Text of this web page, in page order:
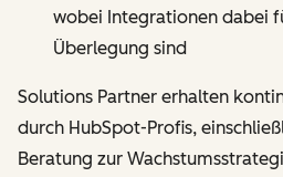
wobei Integrationen dabei
Überlegung sind
Solutions Partner erhalten
durch HubSpot-Profis,
Beratung zur